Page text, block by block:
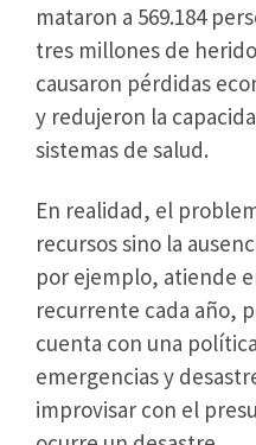
mataron a 569.184
tres millones de
causaron pérdidas
y redujeron la
sistemas de salud.
En realidad, el
recursos sino la
por ejemplo, atiende
recurrente cada año,
cuenta con una
emergencias y
improvisar con el